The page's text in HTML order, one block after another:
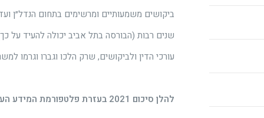
ביקושים משמעותיים ומרשימים בתחום הנדל״ן
שנים רבות (הבורסה בתל אביב יכולה להעיד על
עורכי הדין ולביקושים, שרק הלכו וגברו וגרמו
להלן סיכום 2021 בעזרת פלטפורמת המידע העסקי הפורצת דרך והחדשה